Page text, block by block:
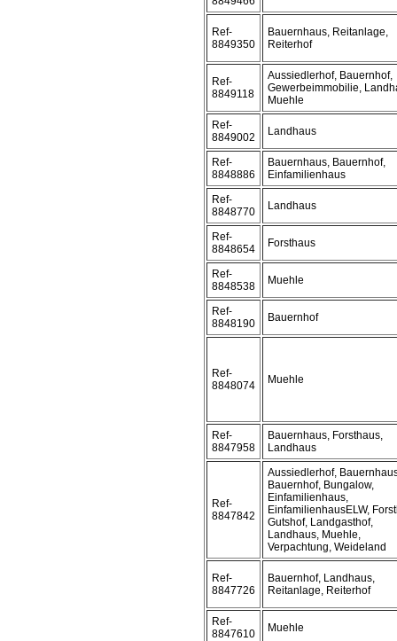
Ref-
8849350
Bauernhaus, Reitanlage,
Reiterhof
Ref-
8849118
Aussiedlerhof, Bauernhof,
Gewerbeimmobilie,
Muehle
Ref-
8849002
Landhaus
Ref-
8848886
Bauernhaus, Bauernhof,
Einfamilienhaus
Ref-
8848770
Landhaus
Ref-
8848654
Forsthaus
Ref-
8848538
Muehle
Ref-
8848190
Bauernhof
Ref-
8848074
Muehle
Ref-
8847958
Bauernhaus, Forsthaus,
Landhaus
Ref-
8847842
Aussiedlerhof,
Bauernhof, Bungalow,
Einfamilienhaus,
EinfamilienhausELW,
Gutshof, Landgasthof,
Landhaus, Muehle,
Verpachtung, Weideland
Ref-
8847726
Bauernhof, Landhaus,
Reitanlage, Reiterhof
Ref-
8847610
Muehle